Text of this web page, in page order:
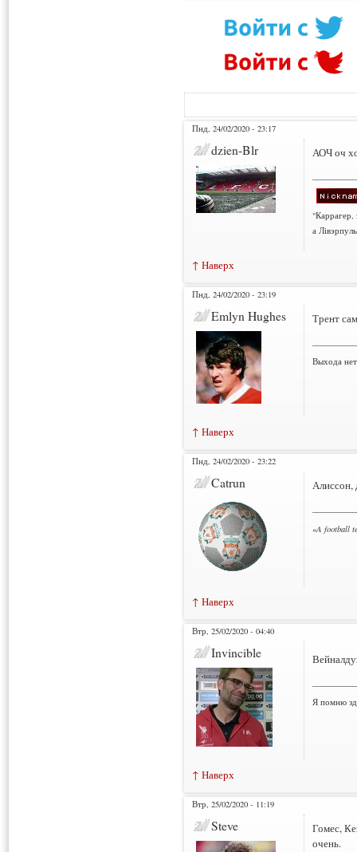
Пнд, 24/02/2020 - 23:17
dzien-Blr АОЧ оч
"Каррагер,
а
↑ Наверх
Пнд, 24/02/2020 - 23:19
Emlyn Hughes Трент
Выхода нет
↑ Наверх
Пнд, 24/02/2020 - 23:22
Catrun Алиссон,
«A football
↑ Наверх
Втр, 25/02/2020 - 04:40
Invincible
Я помню
↑ Наверх
Втр, 25/02/2020 - 11:19
Steve
Гомес,
очень.